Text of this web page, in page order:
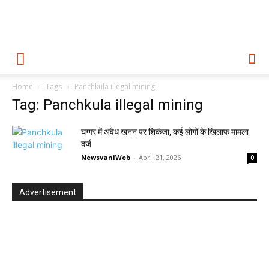
Home Tags Panchkula illegal mining
Tag: Panchkula illegal mining
घग्गर में अवैध खनन पर शिकंजा, कई लोगों के खिलाफ मामला
दर्ज
NewsvaniWeb - April 21, 2026 0
Advertisement